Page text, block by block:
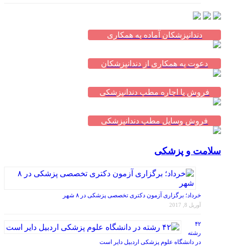
دندانپزشکان آماده به همکاری
دعوت به همکاری از دندانپزشکان
فروش یا اجاره مطب دندانپزشکی
فروش وسایل مطب دندانپزشکی
سلامت و پزشکی
خرداد؛ برگزاری آزمون دکتری تخصصی پزشکی در ۸ شهر
آوریل 8, 2017
۴۲
رشته
در دانشگاه علوم پزشکی اردبیل دایر است